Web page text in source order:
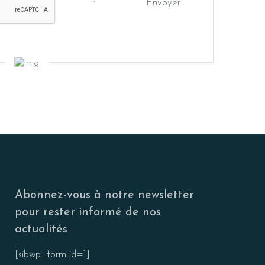
Envoyer
Abonnez-vous à notre newsletter
pour rester informé de nos
actualités
[sibwp_form id=1]